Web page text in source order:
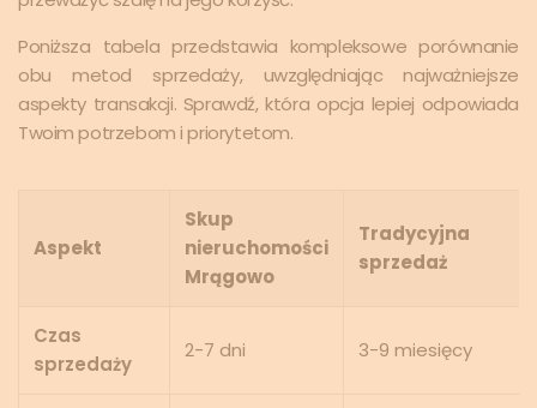
Poniższa tabela przedstawia kompleksowe porównanie
obu metod sprzedaży, uwzględniając najważniejsze
aspekty transakcji. Sprawdź, która opcja lepiej odpowiada
Twoim potrzebom i priorytetom.
Aspekt
Skup
nieruchomości
Mrągowo
Tradycyjna
sprzedaż
Czas
sprzedaży
2-7 dni 3-9 miesięcy